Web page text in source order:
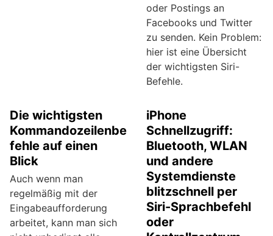
oder Postings an
Facebooks und Twitter
zu senden. Kein Problem:
hier ist eine Übersicht
der wichtigsten Siri-
Befehle.
Die wichtigsten
Kommandozeilenbe
fehle auf einen
Blick
Auch wenn man
regelmäßig mit der
Eingabeaufforderung
arbeitet, kann man sich
iPhone
Schnellzugriff:
Bluetooth, WLAN
und andere
Systemdienste
blitzschnell per
Siri-Sprachbefehl
oder